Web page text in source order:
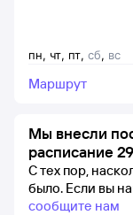
пн, чт, пт, сб, вс
Маршрут
Мы внесли
расписание
С тех пор,
было. Если вы
сообщите нам